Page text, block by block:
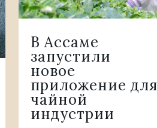
В Ассаме
запустили
новое
приложение для
чайной
индустрии